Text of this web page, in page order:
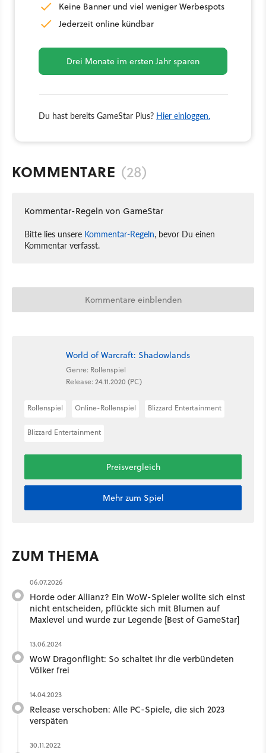
Keine Banner und viel weniger Werbespots
Jederzeit online kündbar
Drei Monate im ersten Jahr sparen
Du hast bereits GameStar Plus? Hier einloggen.
KOMMENTARE (28)
Kommentar-Regeln von GameStar
Bitte lies unsere Kommentar-Regeln, bevor Du einen
Kommentar verfasst.
Kommentare einblenden
World of Warcraft: Shadowlands
Genre: Rollenspiel
Release: 24.11.2020 (PC)
Rollenspiel Online-Rollenspiel Blizzard Entertainment
Blizzard Entertainment
Preisvergleich
Mehr zum Spiel
ZUM THEMA
06.07.2026
Horde oder Allianz? Ein WoW-Spieler wollte sich einst
nicht entscheiden, pflückte sich mit Blumen auf
Maxlevel und wurde zur Legende [Best of GameStar]
13.06.2024
WoW Dragonflight: So schaltet ihr die verbündeten
Völker frei
14.04.2023
Release verschoben: Alle PC-Spiele, die sich 2023
verspäten
30.11.2022